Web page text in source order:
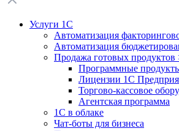
Услуги 1С
Автоматизация
Автоматизация
Продажа готовых продуктов
Программные
Лицензии 1С
Торгово-кассовое
Агентская программа
1С в облаке
Чат-боты для бизнеса